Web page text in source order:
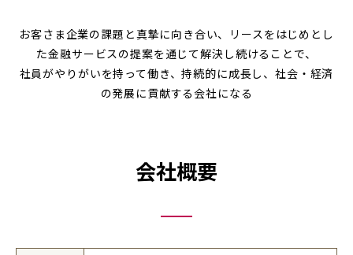
お客さま企業の課題と真摯に向き合い、リースをはじめとし
た金融サービスの提案を通じて解決し続けることで、
社員がやりがいを持って働き、持続的に成長し、社会・経済
の発展に貢献する会社になる
会社概要